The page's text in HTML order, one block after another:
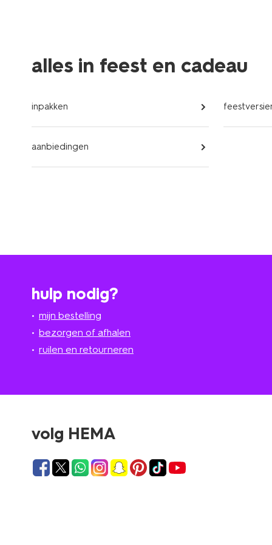
alles in feest en cadeau
inpakken
aanbiedingen
hulp nodig?
mijn bestelling
bezorgen of afhalen
ruilen en retourneren
volg HEMA